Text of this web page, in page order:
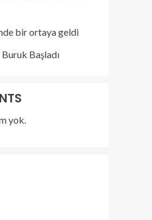
bir ortaya geldi
Başladı
yok.